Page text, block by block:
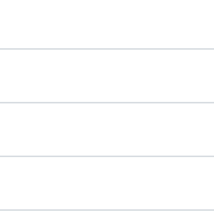
Stelle.
Vorschriften über die